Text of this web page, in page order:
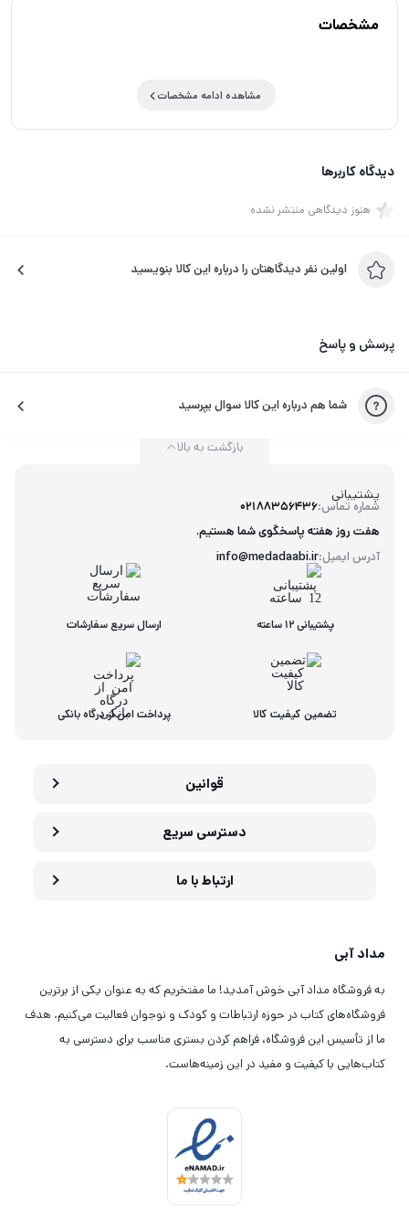
مشخصات
مشاهده ادامه مشخصات
دیدگاه کاربرها
هنوز دیدگاهی منتشر نشده
اولین نفر دیدگاهتان را درباره این کالا بنویسید
پرسش و پاسخ
شما هم درباره این کالا سوال بپرسید
پشتیبانی
شماره تماس:02188356436
آدرس ایمیل:info@medadaabi.ir
هفت روز هفته پاسخگوی شما هستیم.
بازگشت به بالا
پشتیبانی 12 ساعته ارسال سریع سفارشات
تضمین کیفیت کالا پرداخت امن از درگاه بانکی
قوانین
دسترسی سریع
ارتباط با ما
مداد آبی
به فروشگاه مداد آبی خوش آمدید! ما مفتخریم که به عنوان یکی از برترین
فروشگاه‌های کتاب در حوزه ارتباطات و کودک و نوجوان فعالیت می‌کنیم. هدف
ما از تأسیس این فروشگاه، فراهم کردن بستری مناسب برای دسترسی به
کتاب‌هایی با کیفیت و مفید در این زمینه‌هاست.